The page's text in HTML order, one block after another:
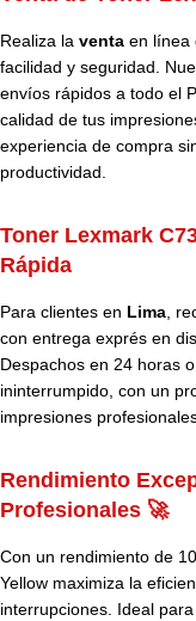
Realiza la venta en línea
facilidad y seguridad.
envíos rápidos a todo el
calidad de tus
experiencia de compra
productividad.
Toner Lexmark
Rápida
Para clientes en Lima,
con entrega exprés en
Despachos en 24 horas
ininterrumpido, con un
impresiones
Rendimiento
Profesionales 🚀
Con un rendimiento de
Yellow maximiza la
interrupciones. Ideal